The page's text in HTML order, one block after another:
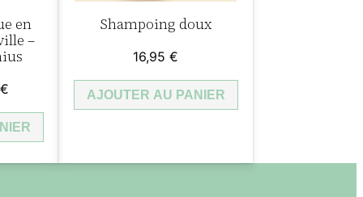
en
–
€
prix
actuel
10,50 €.
Shampoing doux
16,95 €
AJOUTER AU PANIER